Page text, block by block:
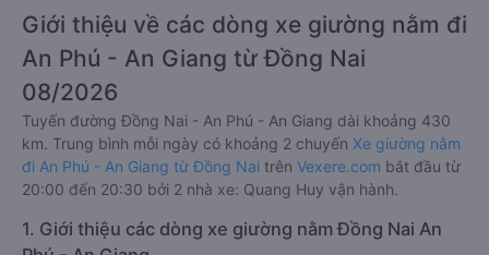
Giới thiệu về các dòng xe giường nằm đi
An Phú - An Giang từ Đồng Nai
08/2026
Tuyến đường Đồng Nai - An Phú - An Giang dài khoảng 430
km. Trung bình mỗi ngày có khoảng 2 chuyếnXe giường nằm
đi An Phú - An Giang từ Đồng Nai
trên Vexere.com